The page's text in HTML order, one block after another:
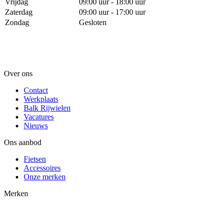
Zaterdag
09:00 uur - 17:00 uur
Zondag
Gesloten
Over ons
Contact
Werkplaats
Balk Rijwielen
Vacatures
Nieuws
Ons aanbod
Fietsen
Accessoires
Onze merken
Merken